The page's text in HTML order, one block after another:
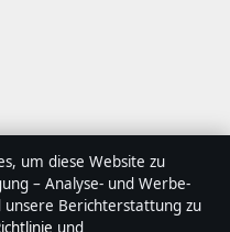
um diese Website zu
– Analyse- und Werbe-
unsere Berichterstattung zu
und